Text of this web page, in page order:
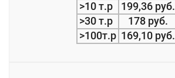
>10 т.р
199,36 руб.
>30 т.р
178 руб.
>100т.р 169,10 руб.